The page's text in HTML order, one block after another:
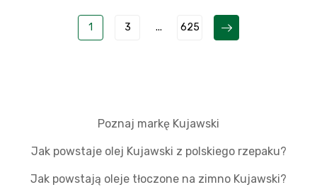
1 3 ... 625
Poznaj markę Kujawski
Jak powstaje olej Kujawski z polskiego rzepaku?
Jak powstają oleje tłoczone na zimno Kujawski?